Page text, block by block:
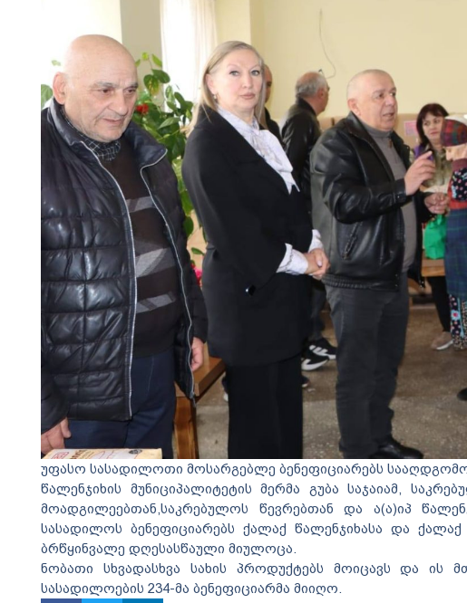
უფასო სასადილოთი მოსარგებლე ბენეფიციარებს
წალენჯიხის მუნიციპალიტეტის მერმა გუბა საჯაიამ,
მოადგილეებთან,საკრებულოს წევრებთან და ა(ა)იპ
სასადილოს ბენეფიციარებს ქალაქ წალენჯიხასა და
ბრწყინვალე დღესასწაული მიულოცა.
ნობათი სხვადასხვა სახის პროდუქტებს მოიცავს და ის
სასადილოების 234-მა ბენეფიციარმა მიიღო.